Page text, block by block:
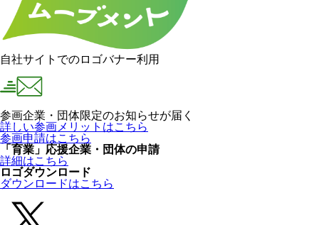
自社サイトでのロゴバナー利用
参画企業・団体限定のお知らせが届く
詳しい参画メリットはこちら
参画申請はこちら
「育業」応援企業・団体の申請
詳細はこちら
ロゴダウンロード
ダウンロードはこちら